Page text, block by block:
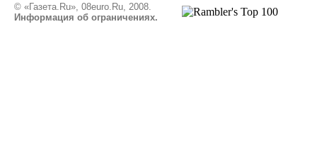
© «Газета.Ru», 08euro.Ru, 2008.
Информация об ограничениях.